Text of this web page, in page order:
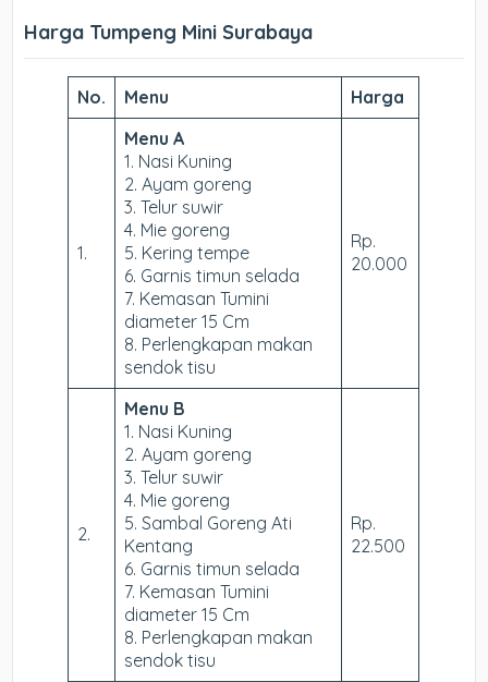
Harga Tumpeng Mini Surabaya
No. Menu Harga
1.
Menu A
1. Nasi Kuning
2. Ayam goreng
3. Telur suwir
4. Mie goreng
5. Kering tempe
6. Garnis timun selada
7. Kemasan Tumini
diameter 15 Cm
8. Perlengkapan makan
sendok tisu
Rp.
20.000
2.
Menu B
1. Nasi Kuning
2. Ayam goreng
3. Telur suwir
4. Mie goreng
5. Sambal Goreng Ati
Kentang
6. Garnis timun selada
7. Kemasan Tumini
diameter 15 Cm
8. Perlengkapan makan
sendok tisu
Rp.
22.500